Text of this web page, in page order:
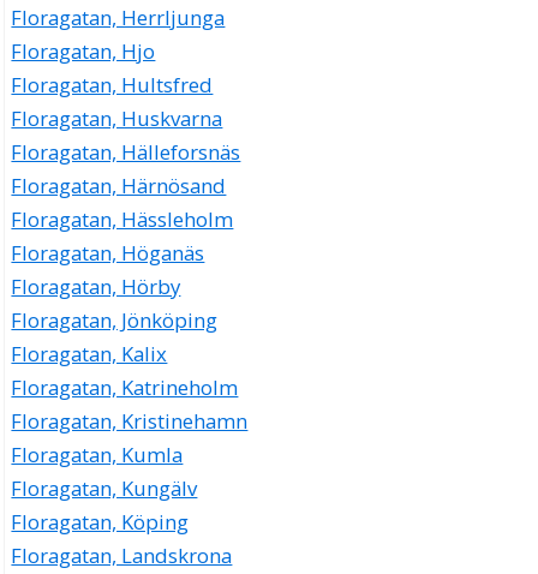
Floragatan, Herrljunga
Floragatan, Hjo
Floragatan, Hultsfred
Floragatan, Huskvarna
Floragatan, Hälleforsnäs
Floragatan, Härnösand
Floragatan, Hässleholm
Floragatan, Höganäs
Floragatan, Hörby
Floragatan, Jönköping
Floragatan, Kalix
Floragatan, Katrineholm
Floragatan, Kristinehamn
Floragatan, Kumla
Floragatan, Kungälv
Floragatan, Köping
Floragatan, Landskrona